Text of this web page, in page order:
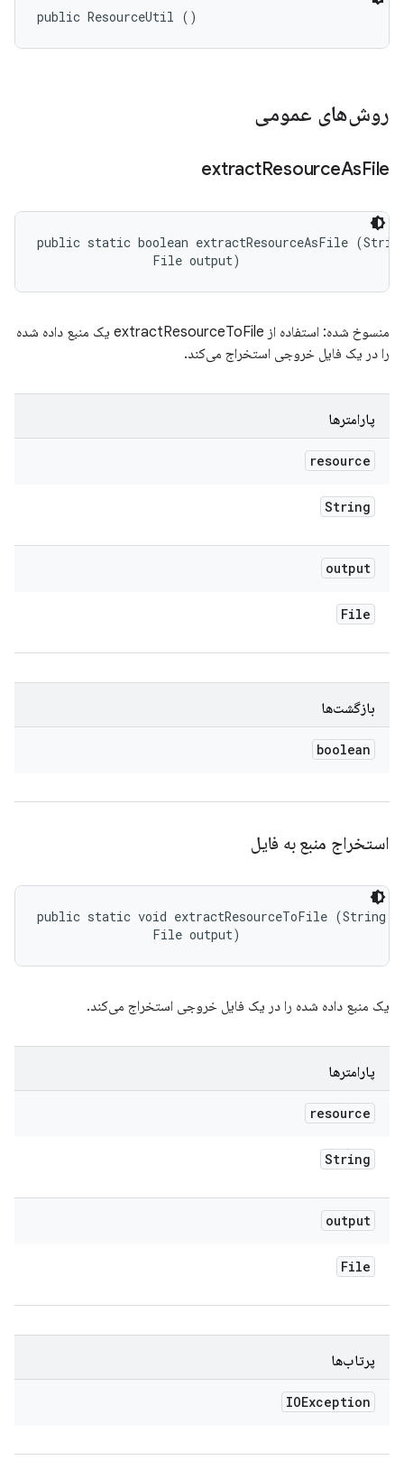
public ResourceUtil ()
روش‌های عمومی
extractResourceAsFile
public static boolean extractResourceAsFile
                File output)
منسوخ شده: استفاده از extractResourceToFile یک منبع داده شده
را در یک فایل خروجی استخراج می‌کند.
پارامترها
resource
String
output
File
بازگشت‌ها
boolean
استخراج منبع به فایل
public static void extractResourceToFile (String
                File output)
یک منبع داده شده را در یک فایل خروجی استخراج می‌کند.
پارامترها
resource
String
output
File
پرتاب‌ها
IOException